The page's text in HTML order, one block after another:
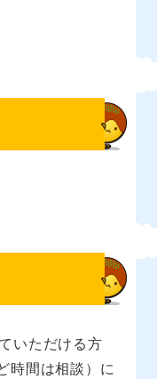
いただける方
時間は相談）に